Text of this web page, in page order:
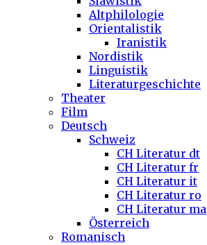
Altphilologie
Orientalistik
Iranistik
Nordistik
Linguistik
Literaturgeschichte
Theater
Film
Deutsch
Schweiz
CH Literatur dt
CH Literatur fr
CH Literatur it
CH Literatur ro
CH Literatur ma
Österreich
Romanisch